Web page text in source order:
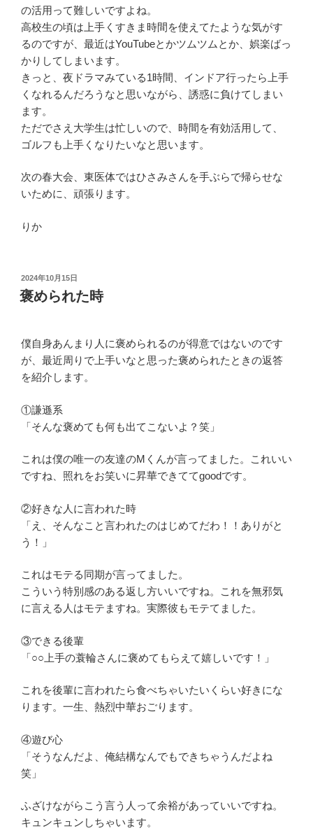
の活用って難しいですよね。
高校生の頃は上手くすきま時間を使えてたような気がす
るのですが、最近はYouTubeとかツムツムとか、娯楽ばっ
かりしてしまいます。
きっと、夜ドラマみている1時間、インドア行ったら上手
くなれるんだろうなと思いながら、誘惑に負けてしまい
ます。
ただでさえ大学生は忙しいので、時間を有効活用して、
ゴルフも上手くなりたいなと思います。
次の春大会、東医体ではひさみさんを手ぶらで帰らせな
いために、頑張ります。
りか
投
稿
日:
2024年10月15日
褒められた時
僕自身あんまり人に褒められるのが得意ではないのです
が、最近周りで上手いなと思った褒められたときの返答
を紹介します。
①謙遜系
「そんな褒めても何も出てこないよ？笑」
これは僕の唯一の友達のMくんが言ってました。これいい
ですね、照れをお笑いに昇華できててgoodです。
②好きな人に言われた時
「え、そんなこと言われたのはじめてだわ！！ありがと
う！」
これはモテる同期が言ってました。
こういう特別感のある返し方いいですね。これを無邪気
に言える人はモテますね。実際彼もモテてました。
③できる後輩
「○○上手の蓑輪さんに褒めてもらえて嬉しいです！」
これを後輩に言われたら食べちゃいたいくらい好きにな
ります。一生、熱烈中華おごります。
④遊び心
「そうなんだよ、俺結構なんでもできちゃうんだよね
笑」
ふざけながらこう言う人って余裕があっていいですね。
キュンキュンしちゃいます。